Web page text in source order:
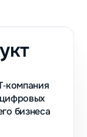
цифровых
бизнеса